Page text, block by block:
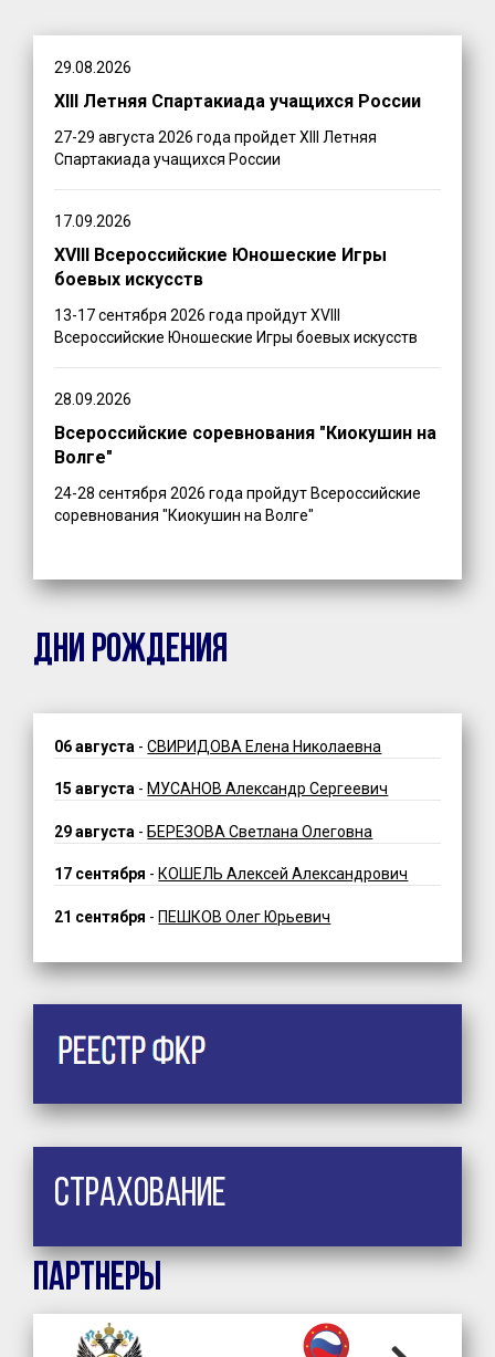
29.08.2026
XIII Летняя Спартакиада учащихся России
27-29 августа 2026 года пройдет XIII Летняя
Спартакиада учащихся России
17.09.2026
XVIII Всероссийские Юношеские Игры
боевых искусств
13-17 сентября 2026 года пройдут XVIII
Всероссийские Юношеские Игры боевых искусств
28.09.2026
Всероссийские соревнования "Киокушин на
Волге"
24-28 сентября 2026 года пройдут Всероссийские
соревнования "Киокушин на Волге"
ДНИ РОЖДЕНИЯ
06 августа -СВИРИДОВА Елена Николаевна
15 августа - МУСАНОВ Александр Сергеевич
29 августа - БЕРЕЗОВА Светлана Олеговна
17 сентября - КОШЕЛЬ Алексей Александрович
21 сентября -ПЕШКОВ Олег Юрьевич
Страхование
Партнеры